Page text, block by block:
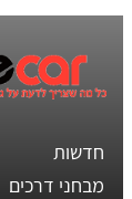
חדשות
מבחני דרכים